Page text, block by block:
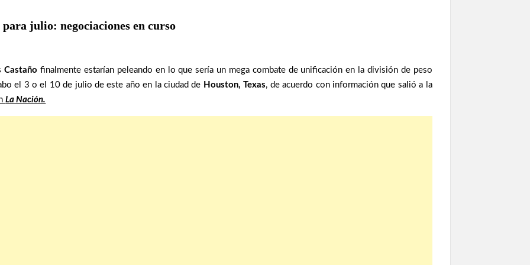
julio: negociaciones en curso
Castaño finalmente estarían peleando en lo que sería un mega combate de unificación en la división de peso
el 3 o el 10 de julio de este año en la ciudad de Houston, Texas, de acuerdo con información que salió a la
La Nación.